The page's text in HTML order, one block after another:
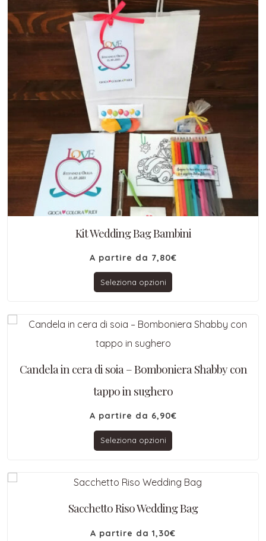
Kit Wedding Bag Bambini
A partire da 7,80€
Seleziona opzioni
Candela in cera di soia – Bomboniera Shabby con
tappo in sughero
A partire da 6,90€
Seleziona opzioni
Sacchetto Riso Wedding Bag
A partire da1,30€